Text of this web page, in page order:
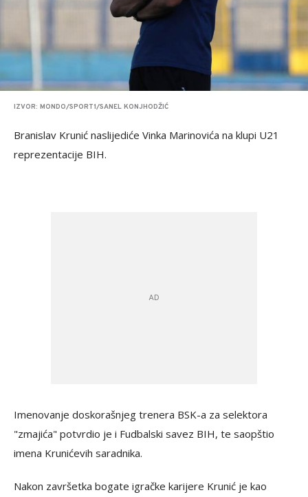
IZVOR: MONDO/SPORT1/SANEL KONJHODŽIĆ
Branislav Krunić naslijediće Vinka Marinovića na klupi U21
reprezentacije BIH.
Imenovanje doskorašnjeg trenera BSK-a za selektora
"zmajića" potvrdio je i Fudbalski savez BIH, te saopštio
imena Krunićevih saradnika.
Nakon završetka bogate igračke karijere Krunić je kao